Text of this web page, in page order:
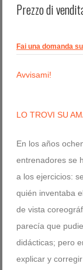
Prezzo di
Fai una domanda
Avvisami!
LO TROVI SU
En los años
entrenadores se
a los ejercicios:
quién inventaba
de vista
parecía que
didácticas; pero
explicar y